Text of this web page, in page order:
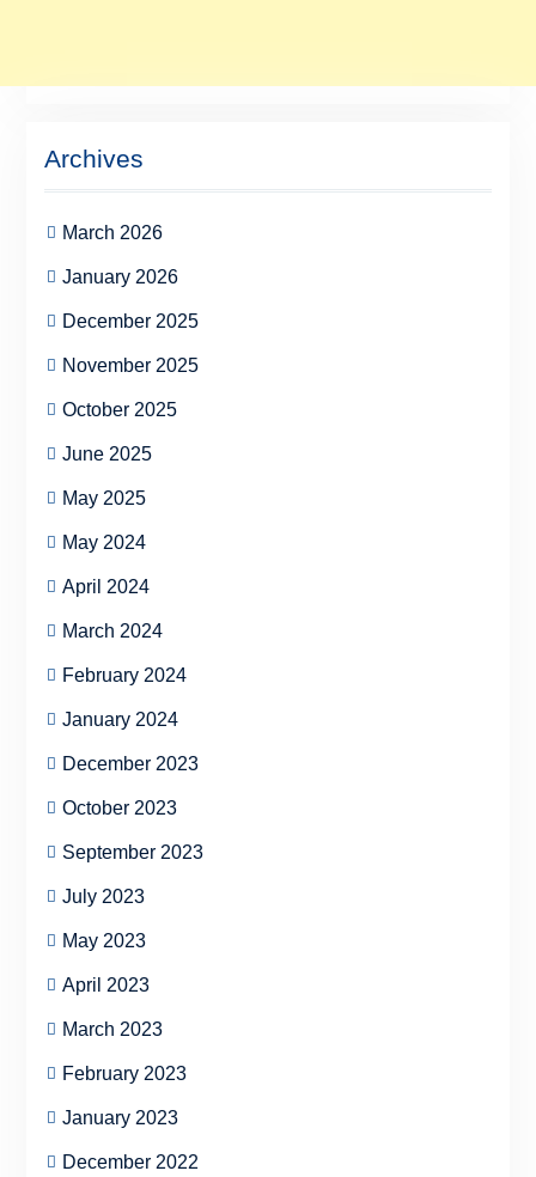
Archives
March 2026
January 2026
December 2025
November 2025
October 2025
June 2025
May 2025
May 2024
April 2024
March 2024
February 2024
January 2024
December 2023
October 2023
September 2023
July 2023
May 2023
April 2023
March 2023
February 2023
January 2023
December 2022